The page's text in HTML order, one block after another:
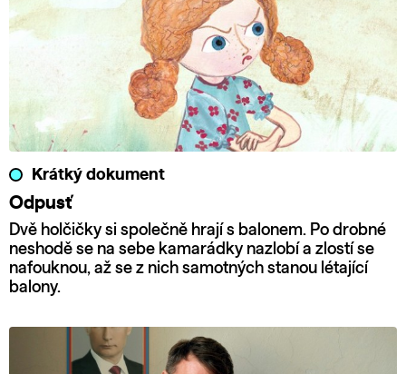
Krátký dokument
Odpusť
Dvě holčičky si společně hrají s balonem. Po drobné
neshodě se na sebe kamarádky nazlobí a zlostí se
nafouknou, až se z nich samotných stanou létající
balony.